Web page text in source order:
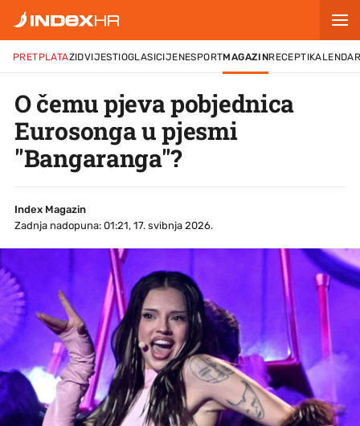
PRETPLATAZIDVIJESTIOGLASICIJENESPORTMAGAZINRECEPTI
O čemu pjeva pobjednica
Eurosonga u pjesmi
"Bangaranga"?
Index Magazin
Zadnja nadopuna: 01:21, 17. svibnja 2026.